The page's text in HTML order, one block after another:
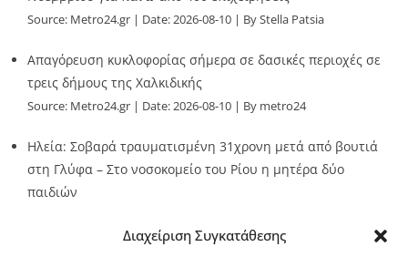
Διαχείριση Συγκατάθεσης
Source: Metro24.gr Date: 2026-08-10 By Stella Patsia
Απαγόρευση κυκλοφορίας σήμερα σε δασικές περιοχές σε
τρεις δήμους της Χαλκιδικής
Source: Metro24.gr Date: 2026-08-10 By metro24
Ηλεία: Σοβαρά τραυματισμένη 31χρονη μετά από βουτιά
στη Γλύφα – Στο νοσοκομείο του Ρίου η μητέρα δύο
παιδιών